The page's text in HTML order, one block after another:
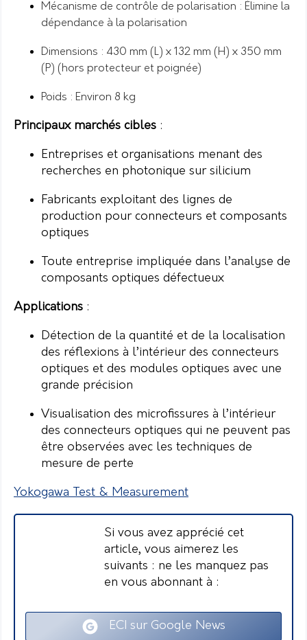
Mécanisme de contrôle de polarisation : Élimine la
dépendance à la polarisation
Dimensions : 430 mm (L) x 132 mm (H) x 350 mm
(P) (hors protecteur et poignée)
Poids : Environ 8 kg
Principaux marchés cibles :
Entreprises et organisations menant des
recherches en photonique sur silicium
Fabricants exploitant des lignes de
production pour connecteurs et composants
optiques
Toute entreprise impliquée dans l’analyse de
composants optiques défectueux
Applications :
Détection de la quantité et de la localisation
des réflexions à l’intérieur des connecteurs
optiques et des modules optiques avec une
grande précision
Visualisation des microfissures à l’intérieur
des connecteurs optiques qui ne peuvent pas
être observées avec les techniques de
mesure de perte
Yokogawa Test & Measurement
Si vous avez apprécié cet
article, vous aimerez les
suivants : ne les manquez pas
en vous abonnant à :
ECI sur Google News